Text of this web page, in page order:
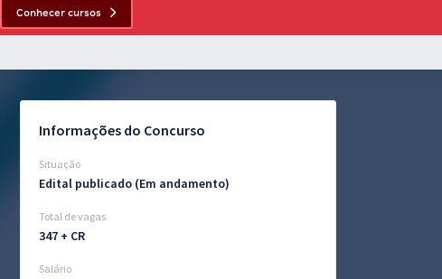
Conhecer cursos
Informações do Concurso
Situação
Edital publicado (Em andamento)
Total de vagas
347 + CR
Salário